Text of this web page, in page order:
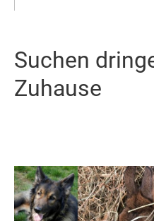
Suchen
Zuhause